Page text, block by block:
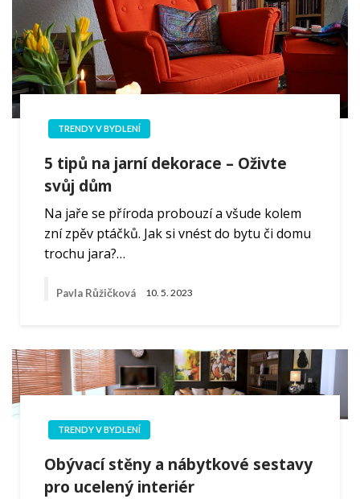
TRENDY V BYDLENÍ
5 tipů na jarní dekorace – Oživte
svůj dům
Na jaře se příroda probouzí a všude kolem
zní zpěv ptáčků. Jak si vnést do bytu či domu
trochu jara?…
Pavla Růžičková 10. 5. 2023
TRENDY V BYDLENÍ
Obývací stěny a nábytkové sestavy
pro ucelený interiér